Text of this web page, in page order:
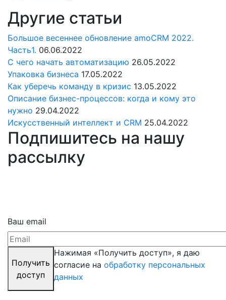
Другие статьи
Большое весеннее обновление amoCRM 2022.
Часть1. 06.06.2022
С чего начать автоматизацию 26.05.2022
Упаковка бизнеса 17.05.2022
Как уберечь команду в кризис 13.05.2022
Описание бизнес-процессов: когда и кому это
нужно 29.04.2022
Искусственный интеллект и CRM 25.04.2022
Подпишитесь на нашу
рассылку
Ваш email
Получить
доступ
Нажимая «Получить доступ», я даю
согласие на обработку персональных
данных